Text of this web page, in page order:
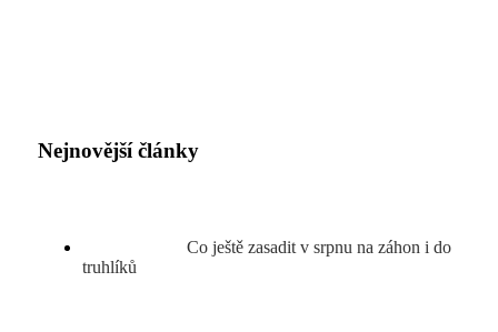
Nejnovější články
Co ještě zasadit v srpnu na záhon i do
truhlíků